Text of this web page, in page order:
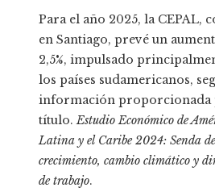
Para el año 2025, la CEPAL,
en Santiago, prevé un
2,5%, impulsado
los países sudamericanos,
información proporcionada
título.Estudio Económico de
Latina y el Caribe 2024: Senda
crecimiento, cambio climático y
de trabajo.